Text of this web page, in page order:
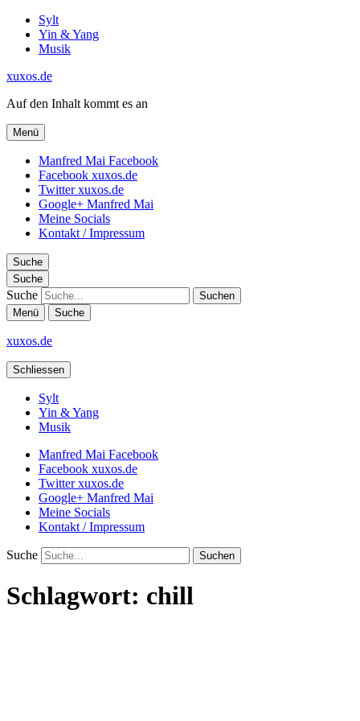
Sylt
Yin & Yang
Musik
xuxos.de
Auf den Inhalt kommt es an
Menü
Manfred Mai Facebook
Facebook xuxos.de
Twitter xuxos.de
Google+ Manfred Mai
Meine Socials
Kontakt / Impressum
Suche
Suche
Suche
Menü Suche
xuxos.de
Schliessen
Sylt
Yin & Yang
Musik
Manfred Mai Facebook
Facebook xuxos.de
Twitter xuxos.de
Google+ Manfred Mai
Meine Socials
Kontakt / Impressum
Suche
Schlagwort: chill